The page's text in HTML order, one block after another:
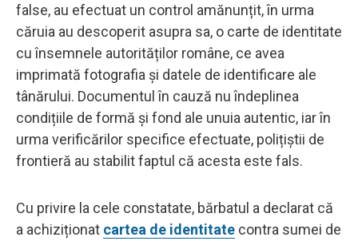
false, au efectuat un control amănunțit, în urma
căruia au descoperit asupra sa, o carte de identitate
cu însemnele autorităților române, ce avea
imprimată fotografia și datele de identificare ale
tânărului. Documentul în cauză nu îndeplinea
condițiile de formă și fond ale unuia autentic, iar în
urma verificărilor specifice efectuate, polițiștii de
frontieră au stabilit faptul că acesta este fals.
Cu privire la cele constatate, bărbatul a declarat că
a achiziționat cartea de identitate contra sumei de